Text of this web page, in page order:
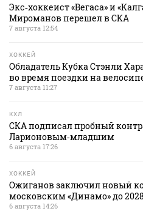
Экс‑хоккеист «Вегаса» и
Мироманов перешел в СКА
7 августа 12:54
ХОККЕЙ
Обладатель Кубка Стэнли
во время поездки на
7 августа 11:27
КХЛ
СКА подписал пробный
Ларионовым‑младшим
6 августа 17:26
ХОККЕЙ
Ожиганов заключил новый
московским «Динамо» до
6 августа 14:26